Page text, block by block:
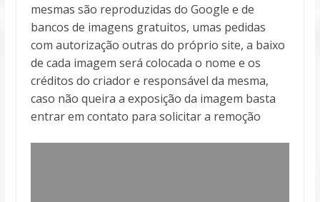
mesmas são reproduzidas do Google e de
bancos de imagens gratuitos, umas pedidas
com autorização outras do próprio site, a baixo
de cada imagem será colocada o nome e os
créditos do criador e responsável da mesma,
caso não queira a exposição da imagem basta
entrar em contato para solicitar a remoção